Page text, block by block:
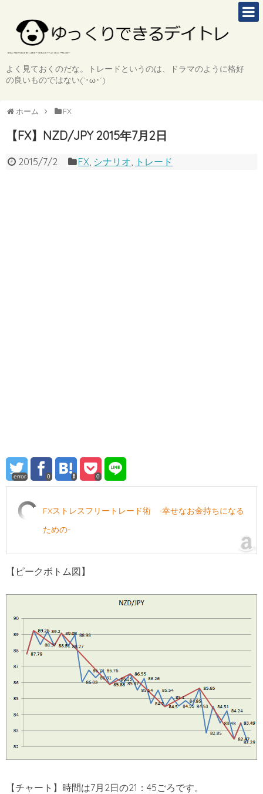
よく見ておくのだな。トレードというのは、ドラマのように格好
の良いものではない(`･ω･´)
ホーム FX
【FX】NZD/JPY 2015年7月2日
2015/7/2 FX シナリオ トレード
error 0 0
FXストレスフリートレード術 -幸せなお金持ちになる
ための-
【ピークボトム図】
【チャート】時間は7月2日の21：45ごろです。